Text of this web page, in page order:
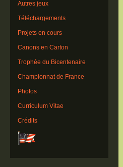
Autres jeux
Téléchargements
Projets en cours
Canons en Carton
Trophée du Bicentenaire
Championnat de France
Photos
Curriculum Vitae
Crédits